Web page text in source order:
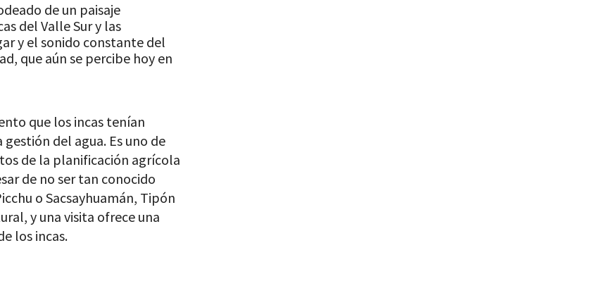
de un paisaje
del Valle Sur y las
y el sonido constante del
que aún se percibe hoy en
que los incas tenían
del agua. Es uno de
de la planificación agrícola
de no ser tan conocido
o Sacsayhuamán, Tipón
y una visita ofrece una
los incas.